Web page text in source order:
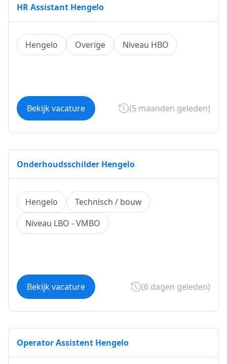
HR Assistant Hengelo
Hengelo Overige Niveau HBO
Bekijk vacature (5 maanden geleden)
Onderhoudsschilder Hengelo
Hengelo
Technisch / bouw
Niveau LBO - VMBO
Bekijk vacature (6 dagen geleden)
Operator Assistent Hengelo